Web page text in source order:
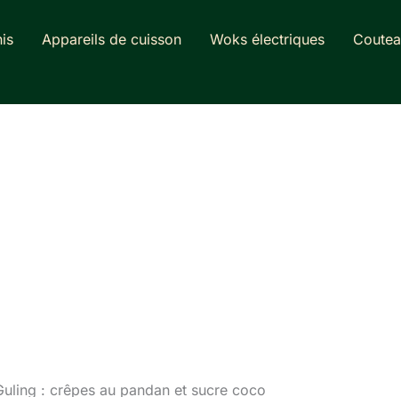
Appareils de cuisson Woks électriques
: crêpes au pandan et sucre coco